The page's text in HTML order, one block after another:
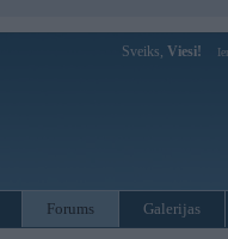
Sveiks, Viesi!
Forums Galerijas